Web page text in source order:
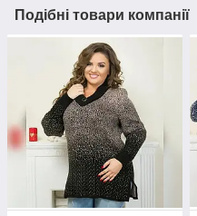
Подібні товари компанії